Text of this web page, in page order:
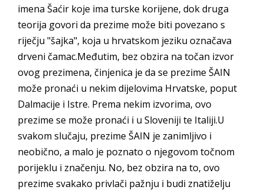
imena Šaćir koje ima turske korijene, dok druga
teorija govori da prezime može biti povezano s
riječju "šajka", koja u hrvatskom jeziku označava
drveni čamac.Međutim, bez obzira na točan izvor
ovog prezimena, činjenica je da se prezime ŠAIN
može pronaći u nekim dijelovima Hrvatske, poput
Dalmacije i Istre. Prema nekim izvorima, ovo
prezime se može pronaći i u Sloveniji te Italiji.U
svakom slučaju, prezime ŠAIN je zanimljivo i
neobično, a malo je poznato o njegovom točnom
porijeklu i značenju. No, bez obzira na to, ovo
prezime svakako privlači pažnju i budi znatiželju